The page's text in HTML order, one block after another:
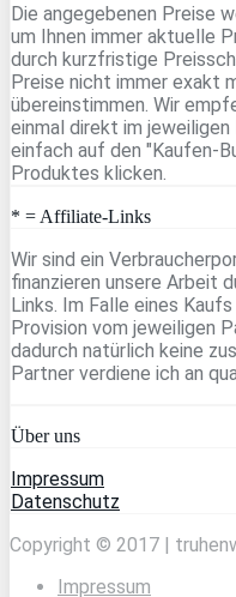
Die angegebenen Preise
um Ihnen immer aktuelle
durch kurzfristige
Preise nicht immer exakt
übereinstimmen. Wir
einmal direkt im
einfach auf den "Kaufen-
Produktes klicken.
* = Affiliate-Links
Wir sind ein
finanzieren unsere Arbeit
Links. Im Falle eines
Provision vom jeweiligen
dadurch natürlich keine
Partner verdiene ich an
Über uns
Impressum
Datenschutz
Copyright © 2017 |
Impressum